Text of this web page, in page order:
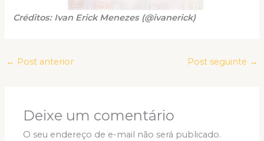
Créditos: Ivan Erick Menezes (@ivanerick)
← Post anterior Post seguinte →
Deixe um comentário
O seu endereço de e-mail não será publicado.